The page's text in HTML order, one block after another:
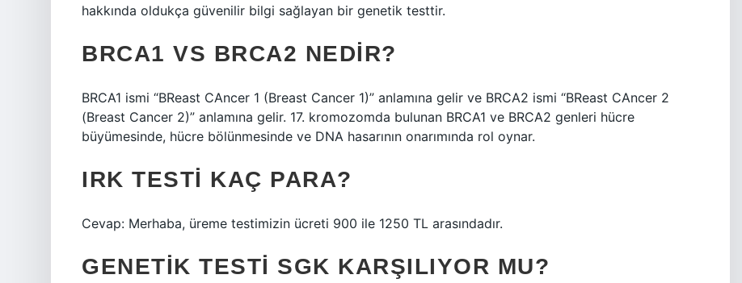
hakkında oldukça güvenilir bilgi sağlayan bir genetik testtir.
BRCA1 VS BRCA2 NEDIR?
BRCA1 ismi “BReast CAncer 1 (Breast Cancer 1)” anlamına gelir ve BRCA2 ismi “BReast CAncer 2
(Breast Cancer 2)” anlamına gelir. 17. kromozomda bulunan BRCA1 ve BRCA2 genleri hücre
büyümesinde, hücre bölünmesinde ve DNA hasarının onarımında rol oynar.
IRK TESTI KAÇ PARA?
Cevap: Merhaba, üreme testimizin ücreti 900 ile 1250 TL arasındadır.
GENETIK TESTI SGK KARŞILIYOR MU?